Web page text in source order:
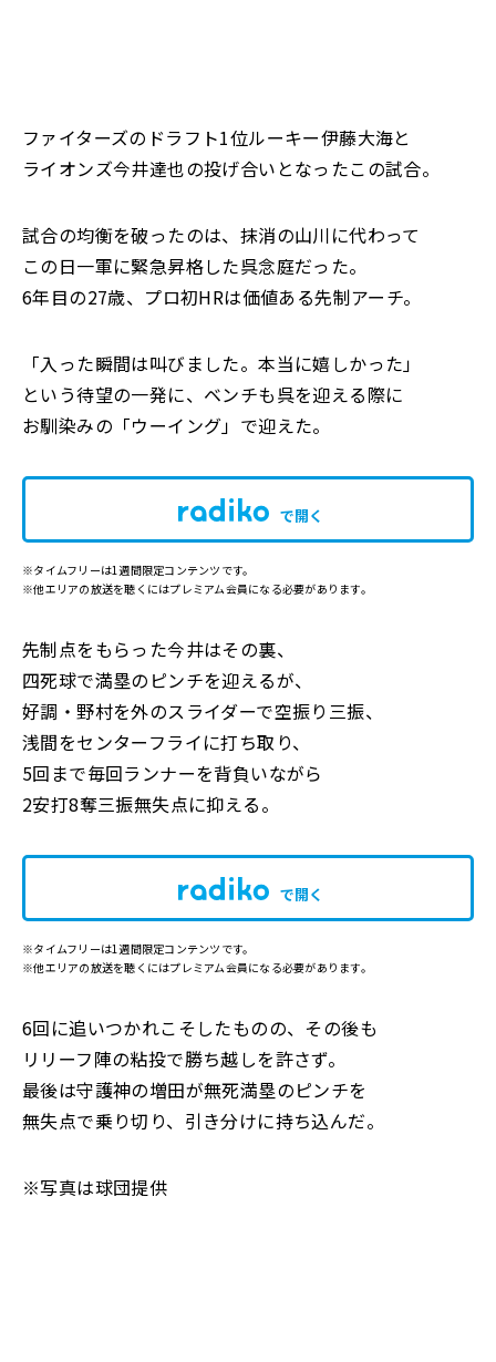
ファイターズのドラフト1位ルーキー伊藤大海と
ライオンズ今井達也の投げ合いとなったこの試合。
試合の均衡を破ったのは、抹消の山川に代わって
この日一軍に緊急昇格した呉念庭だった。
6年目の27歳、プロ初HRは価値ある先制アーチ。
「入った瞬間は叫びました。本当に嬉しかった」
という待望の一発に、ベンチも呉を迎える際に
お馴染みの「ウーイング」で迎えた。
で開く
※タイムフリーは1週間限定コンテンツです。
※他エリアの放送を聴くにはプレミアム会員になる必要があります。
先制点をもらった今井はその裏、
四死球で満塁のピンチを迎えるが、
好調・野村を外のスライダーで空振り三振、
浅間をセンターフライに打ち取り、
5回まで毎回ランナーを背負いながら
2安打8奪三振無失点に抑える。
で開く
※タイムフリーは1週間限定コンテンツです。
※他エリアの放送を聴くにはプレミアム会員になる必要があります。
6回に追いつかれこそしたものの、その後も
リリーフ陣の粘投で勝ち越しを許さず。
最後は守護神の増田が無死満塁のピンチを
無失点で乗り切り、引き分けに持ち込んだ。
※写真は球団提供